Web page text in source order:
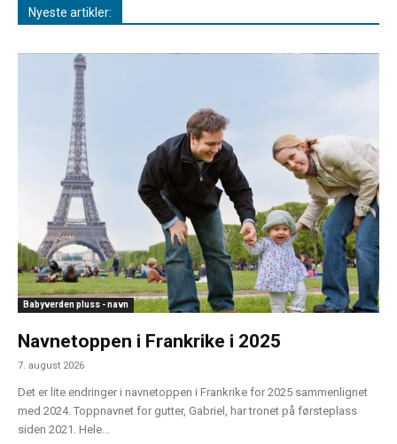
Nyeste artikler:
Babyverden pluss - navn
Navnetoppen i Frankrike i 2025
7. august 2026
Det er lite endringer i navnetoppen i Frankrike for 2025 sammenlignet
med 2024. Toppnavnet for gutter, Gabriel, har tronet på førsteplass
siden 2021. Hele...